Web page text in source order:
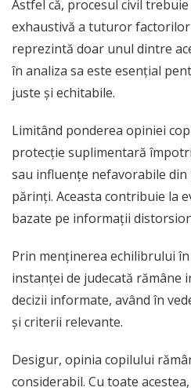
Astfel că, procesul civil
exhaustivă a tuturor
reprezintă doar unul dintre
în analiza sa este esențial
juste și echitabile.
Limitând ponderea opiniei
protecție suplimentară
sau influențe nefavorabile
părinți. Aceasta contribuie la
bazate pe informații
Prin menținerea echilibrului
instanței de judecată rămâne
decizii informate, având în
și criterii relevante.
Desigur, opinia copilului
considerabil. Cu toate